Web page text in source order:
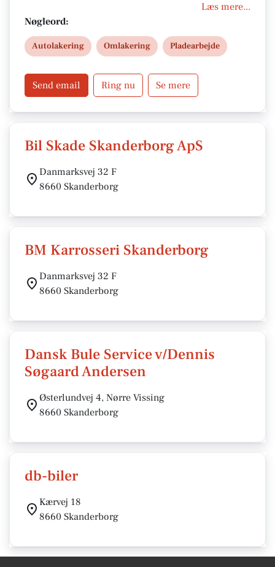
skadelakering, panellakering, Smart Repair samt
polering og lakbeskyttelse. Med præcis farvematch,
moderne sprøjtekabine og fokus på kvalitet og finish
– også ved forsikringsskader og ridser.
Læs mere...
Nøgleord:
Autolakering Omlakering Pladearbejde
Send email Ring nu Se mere
Bil Skade Skanderborg ApS
Danmarksvej 32 F
8660 Skanderborg
BM Karrosseri Skanderborg
Danmarksvej 32 F
8660 Skanderborg
Dansk Bule Service v/Dennis
Søgaard Andersen
Østerlundvej 4, Nørre Vissing
8660 Skanderborg
db-biler
Kærvej 18
8660 Skanderborg